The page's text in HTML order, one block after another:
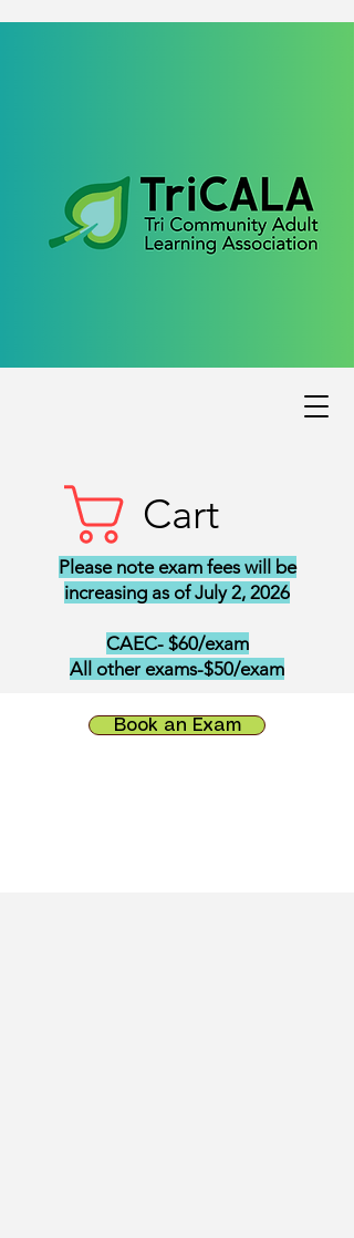
Cart
Please note exam fees will be
increasing as of July 2, 2026
CAEC- $60/exam
All other exams-$50/exam
Book an Exam